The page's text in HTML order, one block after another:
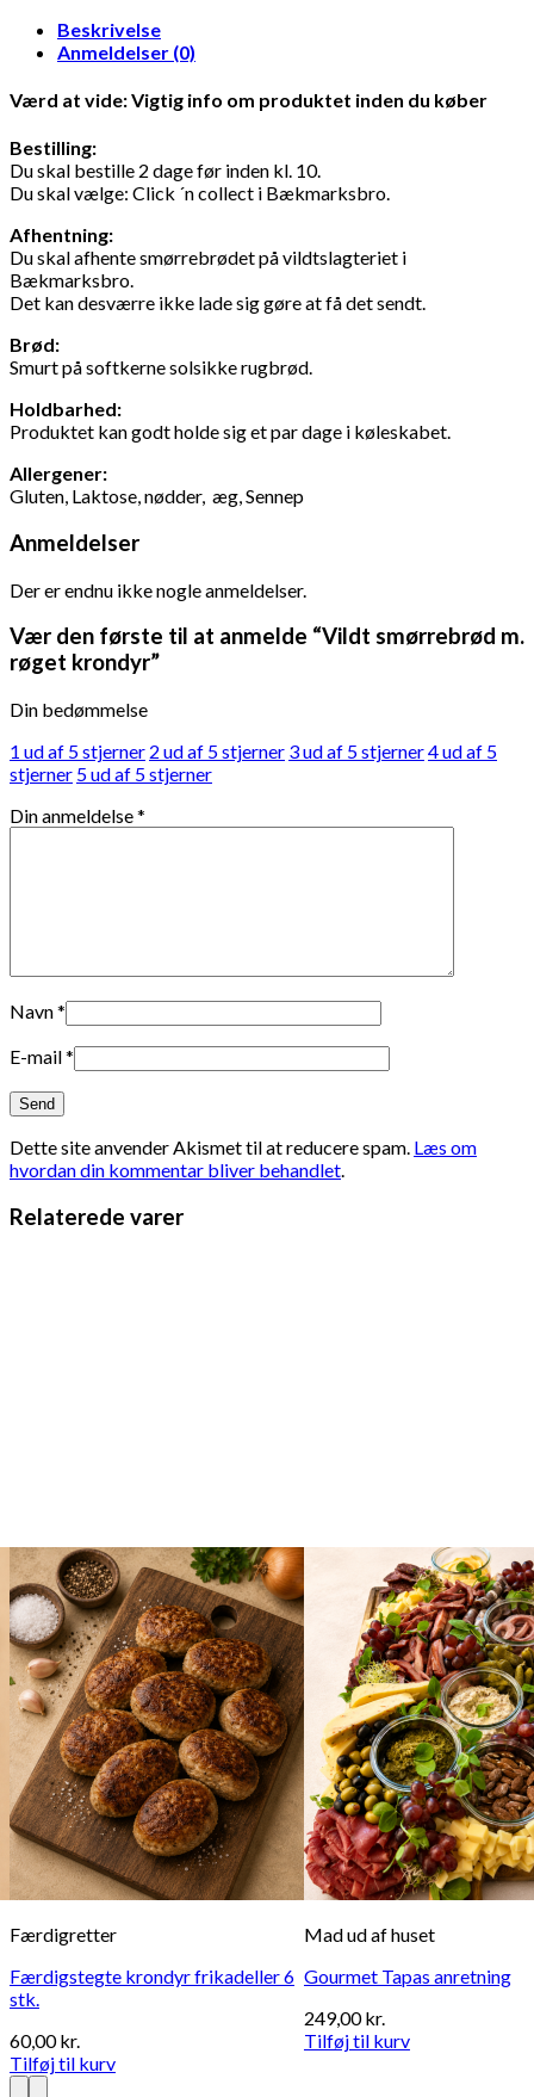
Beskrivelse
Anmeldelser (0)
Værd at vide: Vigtig info om produktet inden du køber
Bestilling:
Du skal bestille 2 dage før inden kl. 10.
Du skal vælge: Click ´n collect i Bækmarksbro.
Afhentning:
Du skal afhente smørrebrødet på vildtslagteriet i
Bækmarksbro.
Det kan desværre ikke lade sig gøre at få det sendt.
Brød:
Smurt på softkerne solsikke rugbrød.
Holdbarhed:
Produktet kan godt holde sig et par dage i køleskabet.
Allergener:
Gluten, Laktose, nødder, æg, Sennep
Anmeldelser
Der er endnu ikke nogle anmeldelser.
Vær den første til at anmelde “Vildt smørrebrød m.
røget krondyr”
Din bedømmelse
1 ud af 5 stjerner 2 ud af 5 stjerner 3 ud af 5 stjerner4 ud af 5
stjerner 5 ud af 5 stjerner
Din anmeldelse*
Navn*
E-mail*
Dette site anvender Akismet til at reducere spam. Læs om
hvordan din kommentar bliver behandlet.
Relaterede varer
Færdigretter
Færdigstegte krondyr frikadeller 6
stk.
60,00kr.
Tilføj til kurv
Mad ud af huset
Gourmet Tapas anretning
249,00kr.
Tilføj til kurv